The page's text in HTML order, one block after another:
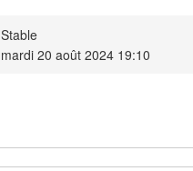
Stable
mardi 20 août 2024 19:10